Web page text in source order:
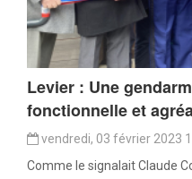
Levier : Une
fonctionnelle et
vendredi, 03 février 2023
Comme le signalait Claude